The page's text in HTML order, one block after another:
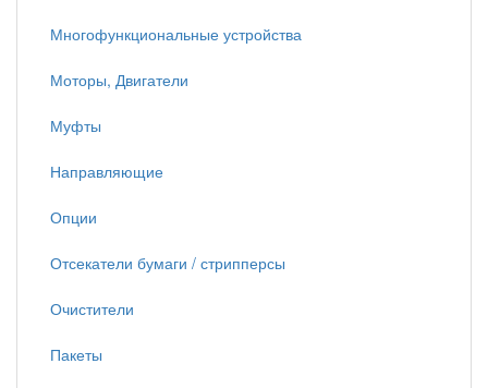
Многофункциональные устройства
Моторы, Двигатели
Муфты
Направляющие
Опции
Отсекатели бумаги / стрипперсы
Очистители
Пакеты